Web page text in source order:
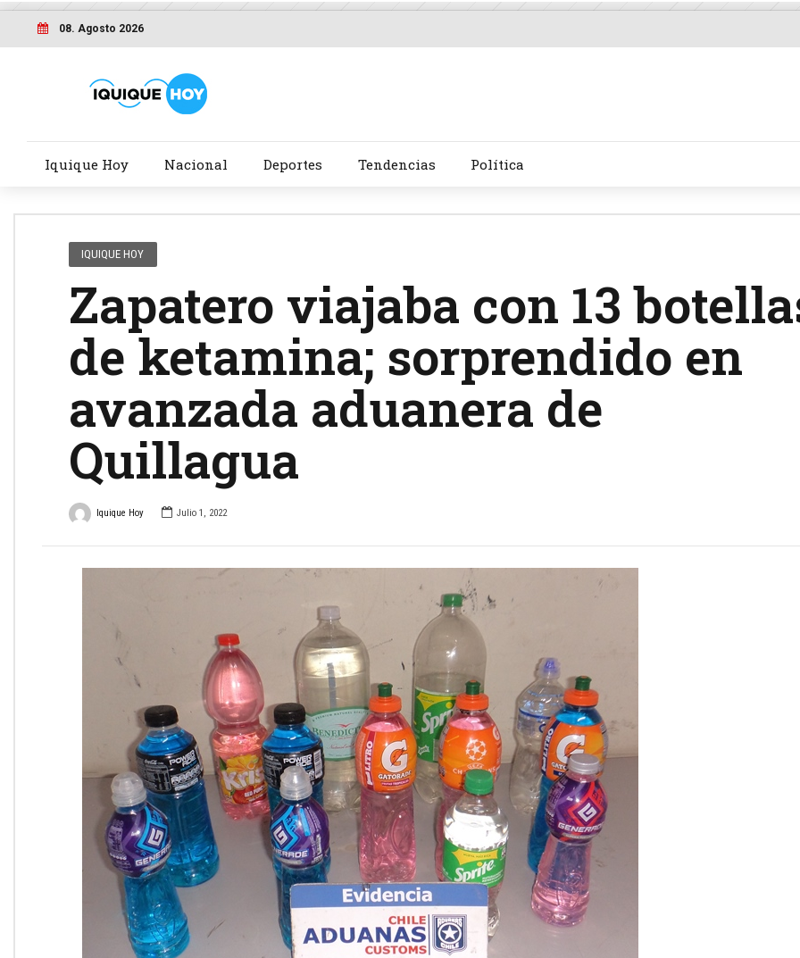
08. Agosto 2026
Iquique Hoy Nacional Deportes Tendencias Política
IQUIQUE HOY
Zapatero viajaba con 13
de ketamina; sorprendido en
avanzada aduanera de
Quillagua
Iquique Hoy Julio 1, 2022